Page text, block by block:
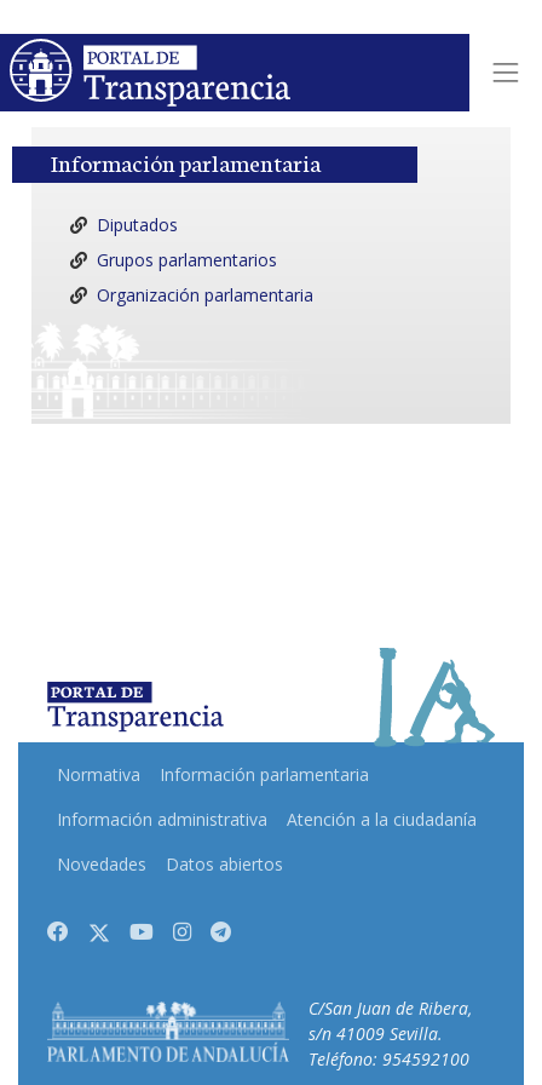
Información parlamentaria
Diputados
Grupos parlamentarios
Organización parlamentaria
Normativa
Información parlamentaria
Información administrativa
Atención a la ciudadanía
Novedades
Datos abiertos
FacebookTwitterYoutubeInstagram
Telegram
C/San Juan de Ribera,
s/n 41009 Sevilla.
Teléfono: 954592100